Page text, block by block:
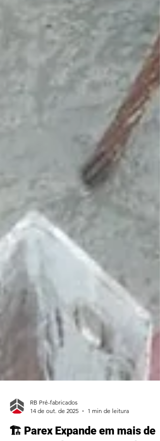
14 de out. de 2025
1 min de leitura